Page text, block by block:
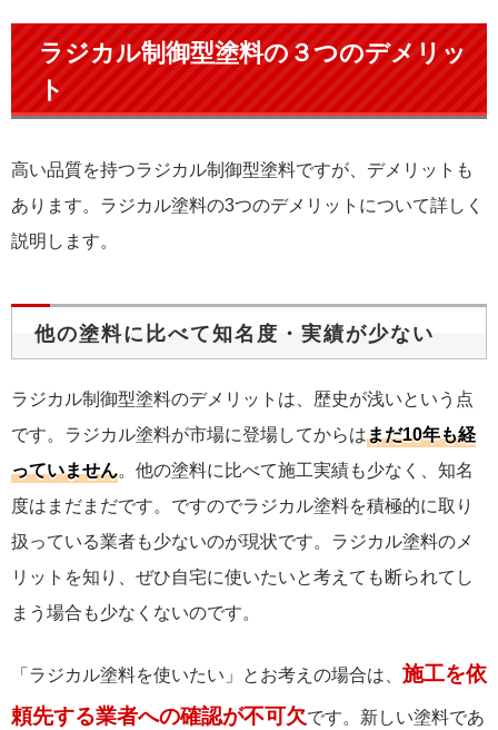
ラジカル制御型塗料の３つのデメリッ
ト
高い品質を持つラジカル制御型塗料ですが、デメリットも
あります。ラジカル塗料の3つのデメリットについて詳しく
説明します。
他の塗料に比べて知名度・実績が少ない
ラジカル制御型塗料のデメリットは、歴史が浅いという点
です。ラジカル塗料が市場に登場してからはまだ10年も経
っていません。他の塗料に比べて施工実績も少なく、知名
度はまだまだです。ですのでラジカル塗料を積極的に取り
扱っている業者も少ないのが現状です。ラジカル塗料のメ
リットを知り、ぜひ自宅に使いたいと考えても断られてし
まう場合も少なくないのです。
「ラジカル塗料を使いたい」とお考えの場合は、 施工を依
頼先する業者への確認が不可欠です。新しい塗料であ